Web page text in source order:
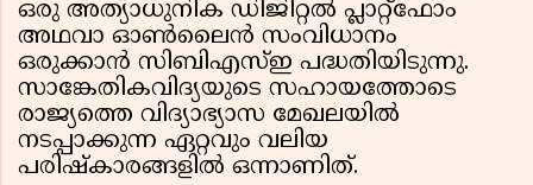
ഒരു അത്യാധുനിക ഡിജിറ്റൽ പ്ലാറ്റ്‌ഫോം
അഥവാ ഓൺലൈൻ സംവിധാനം
ഒരുക്കാൻ സിബിഎസ്ഇ പദ്ധതിയിടുന്നു.
സാങ്കേതികവിദ്യയുടെ സഹായത്തോടെ
രാജ്യത്തെ വിദ്യാഭ്യാസ മേഖലയിൽ
നടപ്പാക്കുന്ന ഏറ്റവും വലിയ
പരിഷ്കാരങ്ങളിൽ ഒന്നാണിത്.